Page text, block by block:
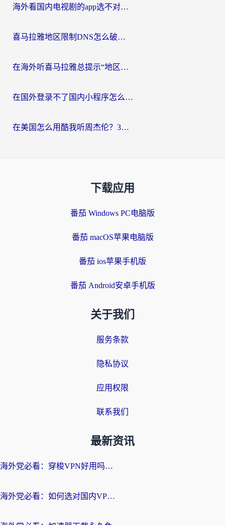
海外看国内电视剧的app选不对？这份回国加速器避坑指南帮你流畅追剧
喜马拉雅地区限制DNS怎么破？海外党听国内音乐听书的终极解决方案
在海外听喜马拉雅总提示“地区限制”？3步轻松解除+听国内音乐全攻略
在国外登录不了国内小程序怎么办？选对回国加速器，轻松解锁国内资源
在美国怎么用酷我听周杰伦？3步搞定海外听歌难题
下载应用
番茄 Windows PC电脑版
番茄 macOS苹果电脑版
番茄 ios苹果手机版
番茄 Android安卓手机版
关于我们
服务条款
隐私协议
应用权限
联系我们
最新资讯
海外党必看：穿梭VPN好用吗？和云帆VPN对比哪个回国效果更好？附真实测评+避坑指南
海外党必看：如何选对国内VPN，实现无缝访问国内资源？